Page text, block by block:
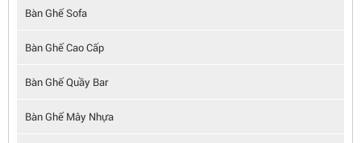
Bàn Ghế Sofa
Bàn Ghế Cao Cấp
Bàn Ghế Quầy Bar
Bàn Ghế Mây Nhựa